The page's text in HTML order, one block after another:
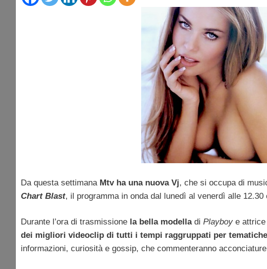
Da questa settimana Mtv ha una nuova Vj, che si occupa di
Chart Blast, il programma in onda dal lunedì al venerdì alle 12.30
Durante l’ora di trasmissione la bella modelladi Playboy e attrice
dei migliori videoclip di tutti i tempi raggruppati per tematiche
informazioni, curiosità e gossip, che commenteranno